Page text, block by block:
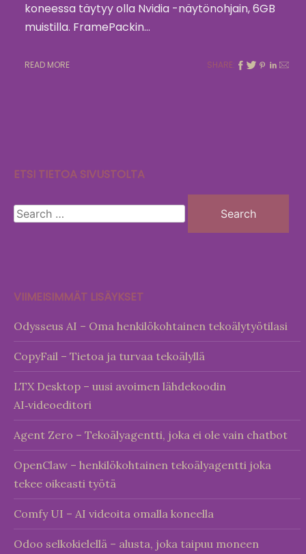
koneessa täytyy olla Nvidia -näytönohjain, 6GB
muistilla. FramePackin…
READ MORE SHARE:
ETSI TIETOA SIVUSTOLTA
Search
for:
VIIMEISIMMÄT LISÄYKSET
Odysseus AI – Oma henkilökohtainen tekoälytyötilasi
CopyFail – Tietoa ja turvaa tekoälyllä
LTX Desktop – uusi avoimen lähdekoodin
AI‑videoeditori
Agent Zero – Tekoälyagentti, joka ei ole vain chatbot
OpenClaw – henkilökohtainen tekoälyagentti joka
tekee oikeasti työtä
Comfy UI – AI videoita omalla koneella
Odoo selkokielellä – alusta, joka taipuu moneen